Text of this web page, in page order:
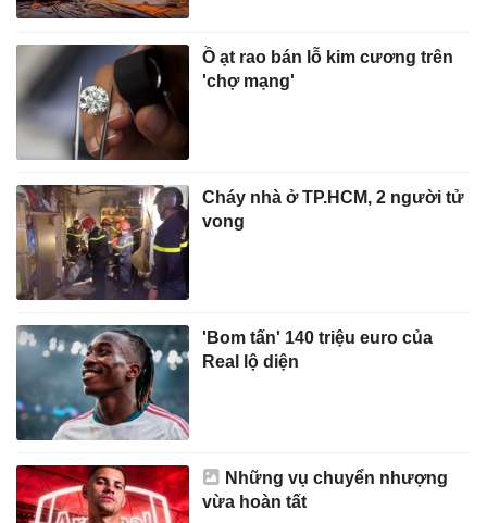
Ồ ạt rao bán lỗ kim cương trên
'chợ mạng'
Cháy nhà ở TP.HCM, 2 người tử
vong
'Bom tấn' 140 triệu euro của
Real lộ diện
Những vụ chuyển nhượng
vừa hoàn tất